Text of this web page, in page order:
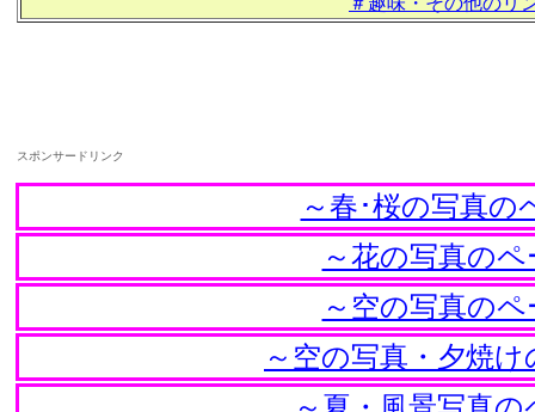
スポンサードリンク
～春･桜の写真の
～花の写真の
～空の写真の
～空の写真・夕焼